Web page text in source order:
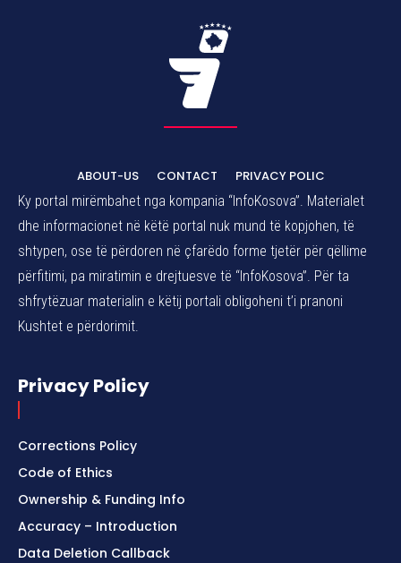
ABOUT-US CONTACT
PRIVACY POLIC
Ky portal mirëmbahet nga kompania “InfoKosova”. Materialet
dhe informacionet në këtë portal nuk mund të kopjohen, të
shtypen, ose të përdoren në çfarëdo forme tjetër për qëllime
përfitimi, pa miratimin e drejtuesve të “InfoKosova”. Për ta
shfrytëzuar materialin e këtij portali obligoheni t’i pranoni
Kushtet e përdorimit.
Privacy Policy
Corrections Policy
Code of Ethics
Ownership & Funding Info
Accuracy – Introduction
Data Deletion Callback